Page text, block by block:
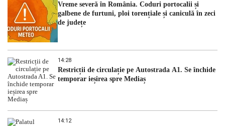
Vreme severă în România. Coduri portocalii și
galbene de furtuni, ploi torențiale și caniculă în zeci
de județe
14:28
Restricții de circulație pe Autostrada A1. Se închide
temporar ieșirea spre Mediaș
14:12